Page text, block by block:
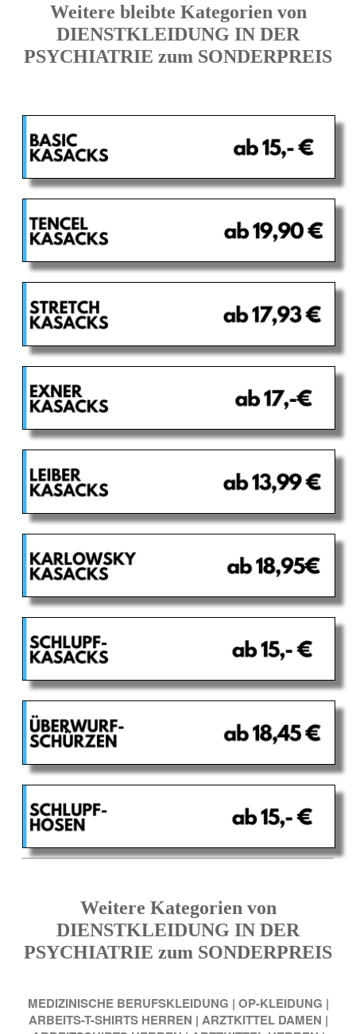
Weitere bleibte Kategorien von
DIENSTKLEIDUNG IN DER
PSYCHIATRIE zum SONDERPREIS
Weitere Kategorien von
DIENSTKLEIDUNG IN DER
PSYCHIATRIE zum SONDERPREIS
MEDIZINISCHE BERUFSKLEIDUNG | OP-KLEIDUNG |
ARBEITS-T-SHIRTS HERREN | ARZTKITTEL DAMEN |